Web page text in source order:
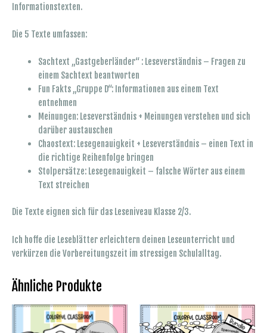
Informationstexten.
Die 5 Texte umfassen:
Sachtext „Gastgeberländer“ : Leseverständnis – Fragen zu
einem Sachtext beantworten
Fun Fakts „Gruppe D“: Informationen aus einem Text
entnehmen
Meinungen: Leseverständnis + Meinungen verstehen und sich
darüber austauschen
Chaostext: Lesegenauigkeit + Leseverständnis – einen Text in
die richtige Reihenfolge bringen
Stolpersätze: Lesegenauigkeit – falsche Wörter aus einem
Text streichen
Die Texte eignen sich für das Leseniveau Klasse 2/3.
Ich hoffe die Leseblätter erleichtern deinen Leseunterricht und
verkürzen die Vorbereitungszeit im stressigen Schulalltag.
Ähnliche Produkte